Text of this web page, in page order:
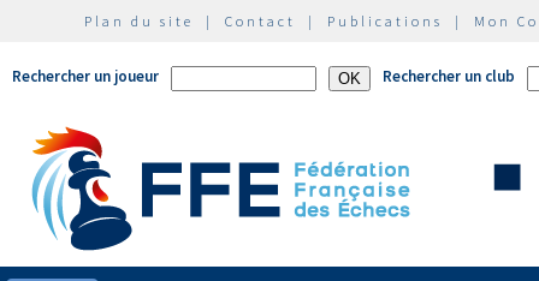
Plan du site | Contact | Publications | Mon
Rechercher un joueur Rechercher un club